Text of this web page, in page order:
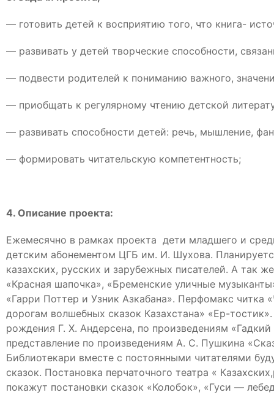
— готовить детей к восприятию того, что книга-
— развивать у детей творческие способности,
— подвести родителей к пониманию важного,
— приобщать к регулярному чтению детской
— развивать способности детей: речь, мышление,
— формировать читательскую компетентность;
4. Описание проекта:
Ежемесячно в рамках проекта дети младшего и
детским абонементом ЦГБ им. И. Шухова.
казахских, русских и зарубежных писателей. А так
«Красная шапочка», «Бременские уличные
«Гарри Поттер и Узник Азкабана». Перфомакс читка
дорогам волшебных сказок Казахстана» «Ер-
рождения Г. Х. Андерсена, по произведениям
представление по произведениям А. С. Пушкина
Библиотекари вместе с постоянными читателями
сказок. Постановка перчаточного театра «
покажут постановки сказок «Колобок», «Гуси —